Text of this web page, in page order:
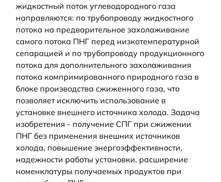
жидкостный поток углеводородного газа
направляются: по трубопроводу жидкостного
потока на предварительное захолаживание
самого потока ПНГ перед низкотемпературной
сепарацией и по трубопроводу продукционного
потока для дополнительного захолаживания
потока компримированного природного газа в
блоке производства сжиженного газа, что
позволяет исключить использование в
установке внешнего источника холода. Задача
изобретения - получение СПГ при сжижении
ПНГ без применения внешних источников
холода, повышение энергоэффективности,
надежности работы установки, расширение
номенклатуры получаемых продуктов при